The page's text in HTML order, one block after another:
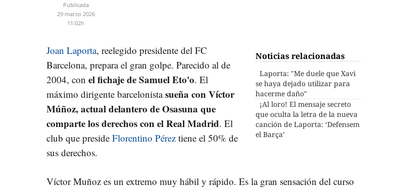
Publicada
29 marzo 2026
11:02h
Noticias relacionadas
Laporta: "Me duele que Xavi
se haya dejado utilizar para
hacerme daño"
¡Al loro! El mensaje secreto
que oculta la letra de la nueva
canción de Laporta: ‘Defensem
el Barça’
Joan Laporta, reelegido presidente del FC
Barcelona, prepara el gran golpe. Parecido al de
2004, con el fichaje de Samuel Eto'o. El
máximo dirigente barcelonistasueña con Víctor
Múñoz, actual delantero de Osasuna que
comparte los derechos con el Real Madrid. El
club que preside Florentino Pérez tiene el 50% de
sus derechos.
Víctor Muñoz es un extremo muy hábil y rápido. Es la gran sensación del curso